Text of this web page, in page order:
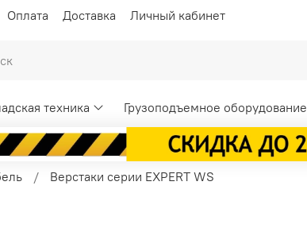
Оплата Доставка Личный кабинет
техника Грузоподъемное оборудование
Верстаки серии EXPERT WS